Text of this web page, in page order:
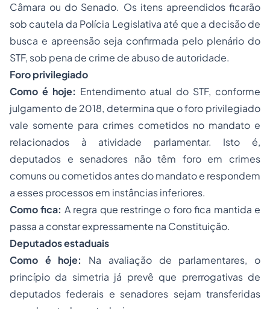
Câmara ou do Senado. Os itens apreendidos ficarão
sob cautela da Polícia Legislativa até que a decisão de
busca e apreensão seja confirmada pelo plenário do
STF, sob pena de crime de abuso de autoridade.
Foro privilegiado
Como é hoje: Entendimento atual do STF, conforme
julgamento de 2018, determina que o foro privilegiado
vale somente para crimes cometidos no mandato e
relacionados à atividade parlamentar. Isto é,
deputados e senadores não têm foro em crimes
comuns ou cometidos antes do mandato e respondem
a esses processos em instâncias inferiores.
Como fica: A regra que restringe o foro fica mantida e
passa a constar expressamente na Constituição.
Deputados estaduais
Como é hoje:
Na avaliação de parlamentares, o
princípio da simetria já prevê que prerrogativas de
deputados federais e senadores sejam transferidas